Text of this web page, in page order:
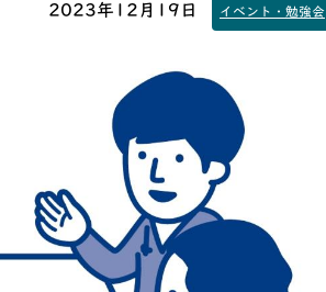
2023年12月19日 イベント・勉強会